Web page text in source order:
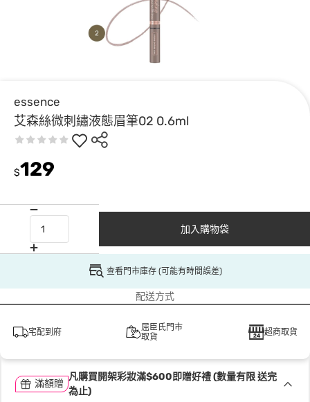
essence
艾森絲微刺繡液態眉筆02 0.6ml
$129
加入購物袋
查看門市庫存 (可能有時間誤差)
配送方式
宅配到府
屈臣氏門市
取貨
超商取貨
滿額贈
凡購買開架彩妝滿$600即贈好禮 (數量有限 送完
為止)